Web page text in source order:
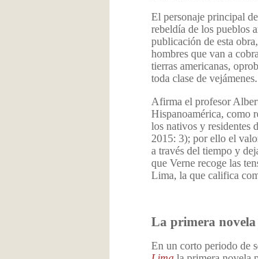
El personaje principal
rebeldía de los pueblos
publicación de esta
hombres que van a
tierras americanas,
toda clase de vejámenes.
Afirma el profesor
Hispanoamérica, como
los nativos y residentes
2015: 3); por ello el
a través del tiempo y
que Verne recoge las
Lima, la que califica
La primera
En un corto periodo de